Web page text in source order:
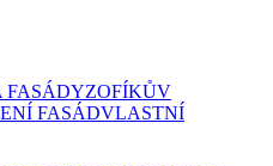
FASÁDYZOFÍKŮV
FASÁDVLASTNÍ